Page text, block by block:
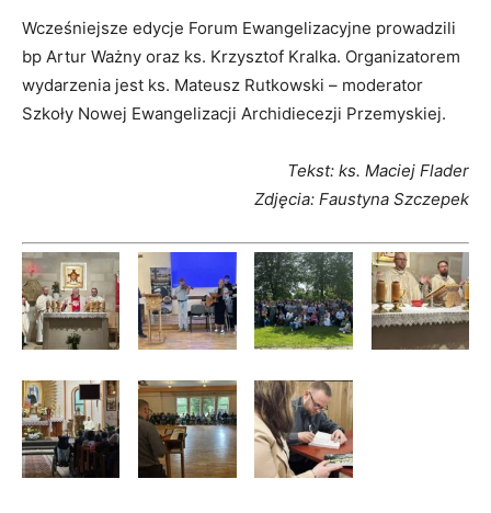
Wcześniejsze edycje Forum Ewangelizacyjne prowadzili
bp Artur Ważny oraz ks. Krzysztof Kralka. Organizatorem
wydarzenia jest ks. Mateusz Rutkowski – moderator
Szkoły Nowej Ewangelizacji Archidiecezji Przemyskiej.
Tekst: ks. Maciej Flader
Zdjęcia: Faustyna Szczepek